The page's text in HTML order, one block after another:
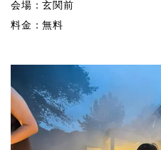
会場：玄関前
料金：無料